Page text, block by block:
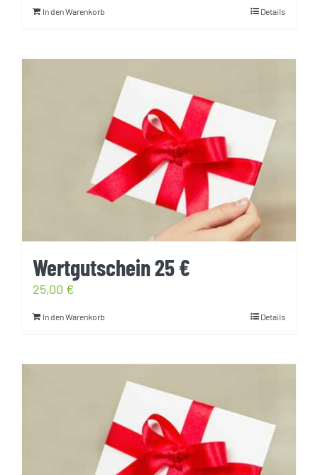
In den Warenkorb Details
Wertgutschein 25 €
25,00 €
In den Warenkorb Details